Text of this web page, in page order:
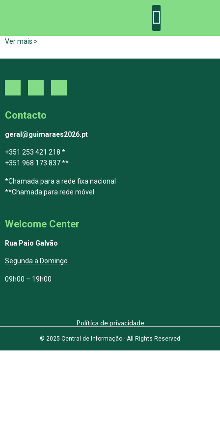
Ver mais >
Contacto
geral@guimaraes2026.pt
+351 253 421 218 *
+351 968 173 837 **
*Chamada para a rede fixa nacional
**Chamada para rede móvel
Welcome Center
Rua Paio Galvão
Segunda a Domingo
09h00 – 19h00
Política de privacidade
© 2025 Central de Informação - All Rights Reserved